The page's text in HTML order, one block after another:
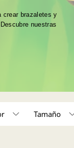
crear brazaletes y
nuestras
Tamaño